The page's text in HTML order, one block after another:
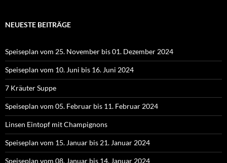
NEUESTE BEITRÄGE
Speiseplan vom 25. November bis 01. Dezember 2024
Speiseplan vom 10. Juni bis 16. Juni 2024
7 Kräuter Suppe
Speiseplan vom 05. Februar bis 11. Februar 2024
Linsen Eintopf mit Champignons
Speiseplan vom 15. Januar bis 21. Januar 2024
Speiseplan vom 08. Januar bis 14. Januar 2024